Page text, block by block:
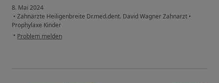
8. Mai 2024
• Zahnärzte Heiligenbreite Dr.med.dent. David Wagner Zahnarzt •
Prophylaxe Kinder
• Problem melden